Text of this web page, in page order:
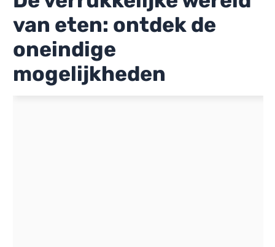
van eten: ontdek de
oneindige
mogelijkheden